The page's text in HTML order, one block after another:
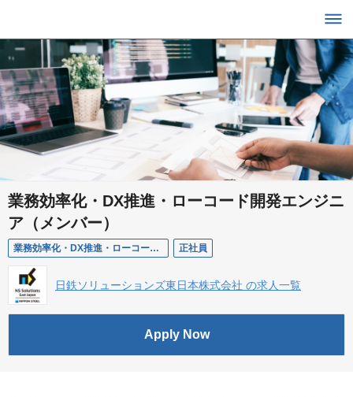
業務効率化・DX推進・ローコード開発エンジニ
ア（メンバー）
業務効率化・DX推進・ローコード開発エンジニア（メンバー） 正社員
日鉄ソリューションズ東日本株式会社 の求人一覧
Apply Now